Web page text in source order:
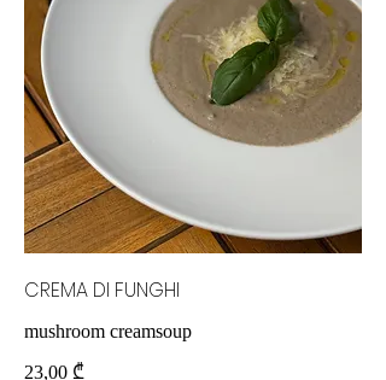
CREMA DI FUNGHI
mushroom creamsoup
23,00 ₾